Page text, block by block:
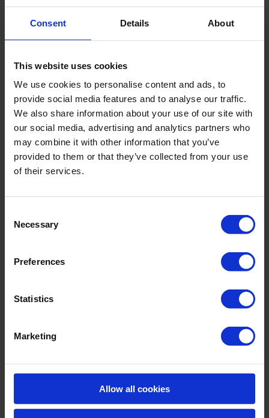
Consent Details About
This website uses cookies
We use cookies to personalise content and ads, to
provide social media features and to analyse our traffic.
We also share information about your use of our site with
our social media, advertising and analytics partners who
may combine it with other information that you’ve
provided to them or that they’ve collected from your use
of their services.
Selection
Necessary
Preferences
Statistics
Marketing
Allow all cookies
En 2017, lerèglement sur les dispositifs médicaux
(UE 2017/745)devait remplacer la directive sur les
commencé à préparer des analyses GAP (un
screening pour vérifier la conformité avec ce
règlement) pour ses familles de dispositifs médicaux
afin de mieux connaître les lacunes à la fois dans le
système de gestion de la qualité et dans la
documentation technique. Ceci en étroite
des membres du groupe de coordination des
autorités compétentes des pays de l’UE) a déclaré
(également appelés “dispositifs hérités”) étaient
autorisés à rester sur le marché plus longtemps si
Technology a donc reçu une lettre d’extension
médicaux étaient approuvées jusqu’au31 décembre
en vertu de la DDM.